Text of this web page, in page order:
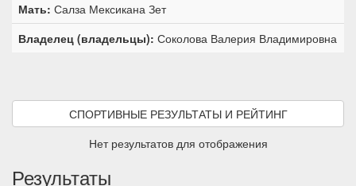
Мать: Салза Мексикана Зет
Владелец (владельцы): Соколова Валерия Владимировна
СПОРТИВНЫЕ РЕЗУЛЬТАТЫ И РЕЙТИНГ
Нет результатов для отображения
Результаты